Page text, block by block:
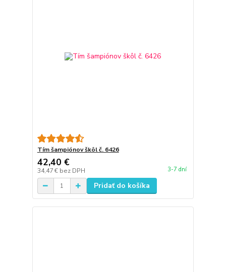
Tím šampiónov škôl č. 6426
42,40 €
34,47 € bez DPH 3-7 dní
Pridať do košíka